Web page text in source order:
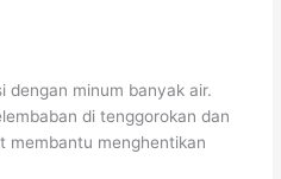
dengan minum banyak air.
di tenggorokan dan
membantu menghentikan